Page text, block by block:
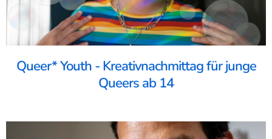
Queer* Youth - Kreativnachmittag für junge
Queers ab 14